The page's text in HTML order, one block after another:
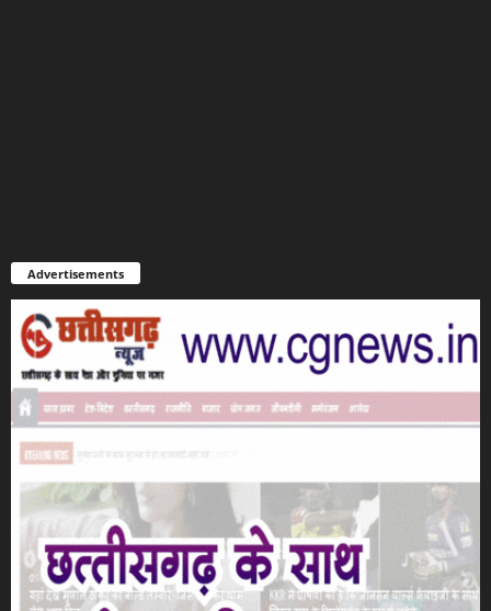
Advertisements